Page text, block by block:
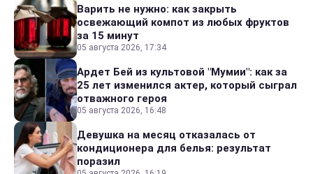
Варить не нужно: как закрыть
освежающий компот из любых фруктов
за 15 минут
05 августа 2026, 17:34
Ардет Бей из культовой "Мумии": как за
25 лет изменился актер, который сыграл
отважного героя
05 августа 2026, 16:48
Девушка на месяц отказалась от
кондиционера для белья: результат
поразил